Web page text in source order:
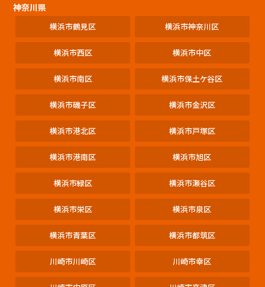
神奈川県
横浜市鶴見区 横浜市神奈川区
横浜市西区 横浜市中区
横浜市南区 横浜市保土ケ谷区
横浜市磯子区 横浜市金沢区
横浜市港北区 横浜市戸塚区
横浜市港南区 横浜市旭区
横浜市緑区 横浜市瀬谷区
横浜市栄区 横浜市泉区
横浜市青葉区 横浜市都筑区
川崎市川崎区 川崎市幸区